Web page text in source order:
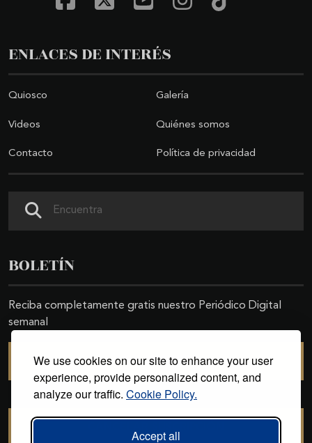
We use cookies on our site to enhance your user
experience, provide personalized content, and
analyze our traffic. Cookie Policy.
Accept all
ENLACES DE INTERÉS
Quiosco Galería
Videos Quiénes somos
Contacto Política de privacidad
BOLETÍN
Reciba completamente gratis nuestro Periódico Digital
semanal
SUSCRIBIRSE